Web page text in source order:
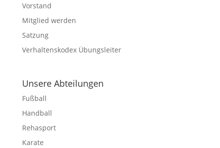
Vorstand
Mitglied werden
Satzung
Verhaltenskodex Übungsleiter
Unsere Abteilungen
Fußball
Handball
Rehasport
Karate